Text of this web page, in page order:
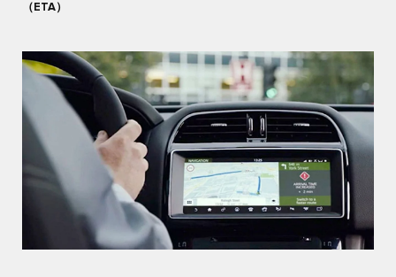
（ETA）